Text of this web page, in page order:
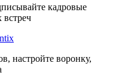
кадровые
встреч
настройте воронку,